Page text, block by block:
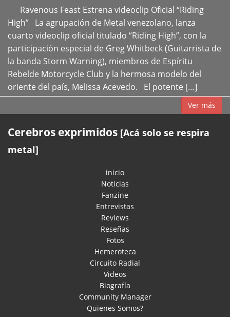
Ravenous Feast Estrena videoclip Oficial “Riding
High” La agrupación de Metal venezolano, lanza
cuarto videoclip oficial titulado “Riding High”, con la
participación especial de Greg Whitbeck (Guitarrista de
la banda Storm Warning), miembros de Espíritu
Rebelde Motorcycle Club y la hermosa modelo del
oriente del país, Melissa Acevedo. El potente […]
Ver más
Cerebros exprimidos [Acá solo se respira
metal]
inicio
Noticias
Fanzine
Entrevistas
Reviews
Reseñas
Fotos
Hemeroteca
Circuito Radial
Videos
Biografía
Community Manager
Quienes Somos?